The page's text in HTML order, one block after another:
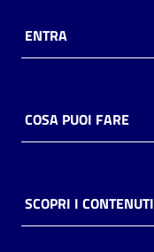
Casa
Piani
Archivio
storico
ENTRA
COSA PUOI FARE
SCOPRI I CONTENUTI